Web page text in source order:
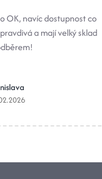
OK, navíc dostupnost co
a mají velký sklad